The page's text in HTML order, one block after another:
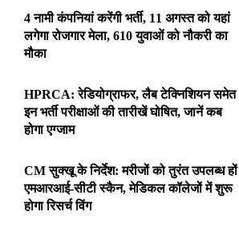
4 नामी कंपनियां करेंगी भर्ती, 11 अगस्त को यहां
लगेगा रोजगार मेला, 610 युवाओं को नौकरी का
मौका
HPRCA: रेडियोग्राफर, लैब टेक्निशियन समेत
इन भर्ती परीक्षाओं की तारीखें घोषित, जानें कब
होगा एग्जाम
CM सुक्खू के निर्देश: मरीजों को तुरंत उपलब्ध हों
एमआरआई-सीटी स्कैन, मेडिकल कॉलेजों में शुरू
होगा रिसर्च विंग